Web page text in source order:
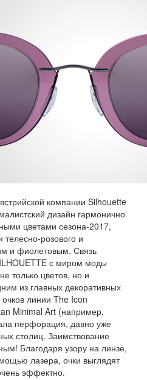
компании Silhouette
дизайн гармонично
цветами сезона-2017,
телесно-розового и
и фиолетовым. Связь
с миром моды
только цветов, но и
из главных декоративных
линии The Icon
Minimal Art (например,
перфорация, давно уже
столиц. Заимствование
Благодаря узору на линзе,
лазера, очки выглядят
эффектно.